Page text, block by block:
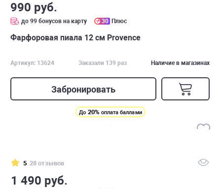
990 руб.
до 99 бонусов на карту 30 Плюс
Фарфоровая пиала 12 см Provence
Артикул: 13624 Заказали 139 раз Наличие в магазинах
Забронировать
До 20% оплата баллами
5 28 отзывов
1 490 руб.